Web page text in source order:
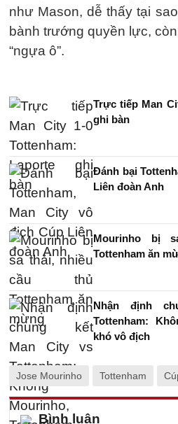
như Mason, dễ thấy tại
bành trướng quyền lực,
“ngựa ô”.
Trực tiếp Man
ghi bàn
Đánh bại
Liên đoàn Anh
Mourinho bị
Tottenham ăn
Nhận định
Tottenham:
khó vô địch
Jose Mourinho Tottenham
Bình luận